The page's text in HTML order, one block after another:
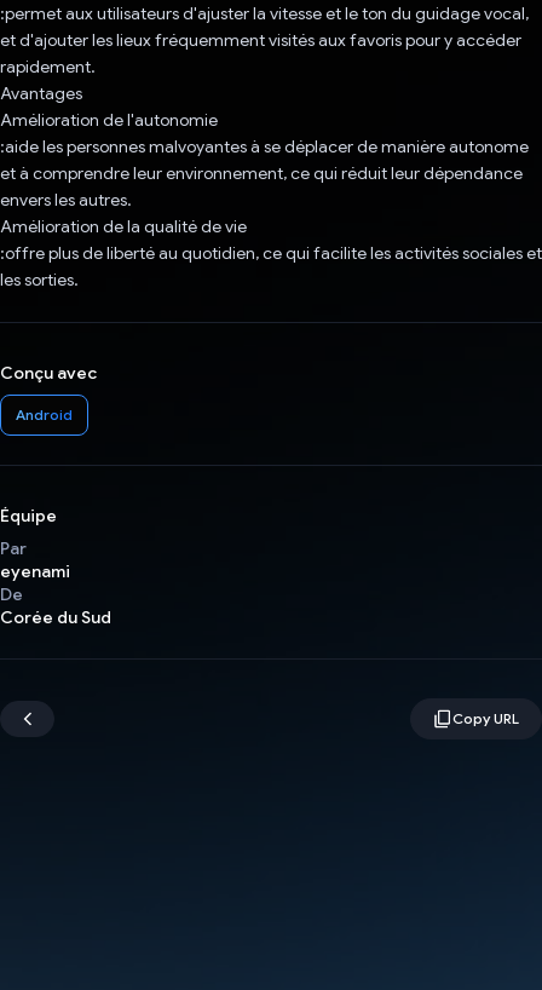
:permet aux utilisateurs d'ajuster la vitesse et le ton du guidage vocal,
et d'ajouter les lieux fréquemment visités aux favoris pour y accéder
rapidement.
Avantages
Amélioration de l'autonomie
:aide les personnes malvoyantes à se déplacer de manière autonome
et à comprendre leur environnement, ce qui réduit leur dépendance
envers les autres.
Amélioration de la qualité de vie
:offre plus de liberté au quotidien, ce qui facilite les activités sociales et
les sorties.
Conçu avec
Android
Équipe
Par
eyenami
De
Corée du Sud